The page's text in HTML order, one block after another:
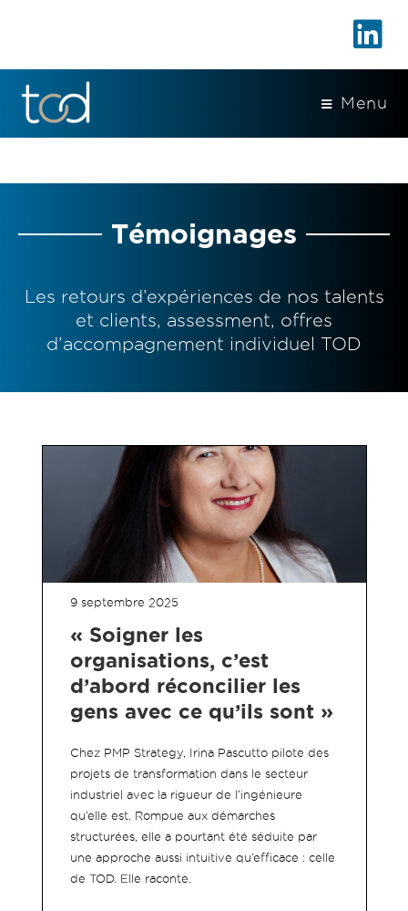
Menu
Témoignages
Les retours d’expériences de nos talents
et clients, assessment, offres
d’accompagnement individuel TOD
9 septembre 2025
« Soigner les
organisations, c’est
d’abord réconcilier les
gens avec ce qu’ils sont »
Chez PMP Strategy, Irina Pascutto pilote des
projets de transformation dans le secteur
industriel avec la rigueur de l’ingénieure
qu’elle est. Rompue aux démarches
structurées, elle a pourtant été séduite par
une approche aussi intuitive qu’efficace : celle
de TOD. Elle raconte.